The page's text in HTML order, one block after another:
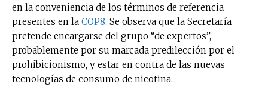
No te pierdas de las
últimas noticias
Suscríbete a nuestro boletín diario y
recibe todas las noticias del vapeo y la
reducción de daños en tu correo
en la conveniencia de los términos de referencia
presentes en la COP8. Se observa que la Secretaría
pretende encargarse del grupo “de expertos”,
probablemente por su marcada predilección por el
prohibicionismo, y estar en contra de las nuevas
tecnologías de consumo de nicotina.